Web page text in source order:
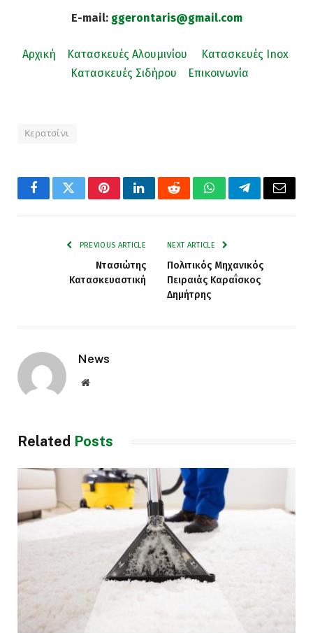
E-mail: ggerontaris@gmail.com
Αρχική Κατασκευές Αλουμινίου
Κατασκευές Inox
Κατασκευές Σιδήρου
Επικοινωνία
Κερατσίνι
FacebookTwitterPinterestLinkedInRedditWhatsAppTelegramEmail
PREVIOUS ARTICLE
Ντασιώτης
Κατασκευαστική
NEXT ARTICLE
Πολιτικός Μηχανικός
Πειραιάς Καραΐσκος
Δημήτρης
News
Website
Related Posts